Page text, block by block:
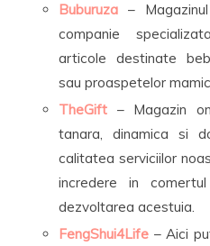
Buburuza –
companie
articole destinate
sau proaspetelor
TheGift – Magazin
tanara, dinamica si
calitatea serviciilor
incredere in
dezvoltarea acestuia.
FengShui4Life – Aici